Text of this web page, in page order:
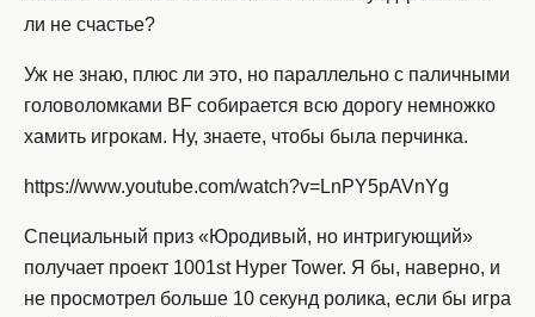
ли не счастье?
Уж не знаю, плюс ли это, но параллельно с паличными
головоломками BF собирается всю дорогу немножко
хамить игрокам. Ну, знаете, чтобы была перчинка.
https://www.youtube.com/watch?v=LnPY5pAVnYg
Специальный приз «Юродивый, но интригующий»
получает проект 1001st Hyper Tower. Я бы, наверно, и
не просмотрел больше 10 секунд ролика, если бы игра